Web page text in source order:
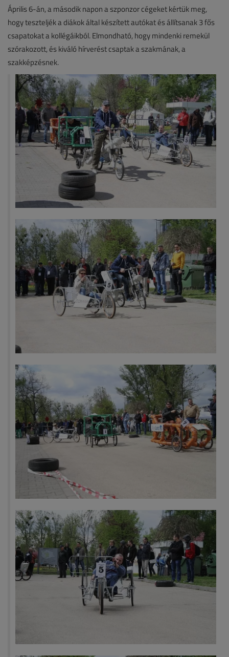
Április 6-án, a második napon a szponzor cégeket kértük meg,
hogy teszteljék a diákok által készített autókat és állítsanak 3 fős
csapatokat a kollégáikból. Elmondható, hogy mindenki remekül
szórakozott, és kiváló hírverést csaptak a szakmának, a
szakképzésnek.